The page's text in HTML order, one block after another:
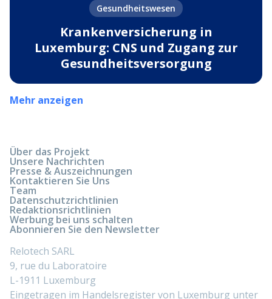
Gesundheitswesen
Krankenversicherung in
Luxemburg: CNS und Zugang zur
Gesundheitsversorgung
Mehr anzeigen
Über das Projekt
Unsere Nachrichten
Presse & Auszeichnungen
Kontaktieren Sie Uns
Team
Datenschutzrichtlinien
Redaktionsrichtlinien
Werbung bei uns schalten
Abonnieren Sie den Newsletter
Relotech SARL
9, rue du Laboratoire
L-1911 Luxemburg
Eingetragen im Handelsregister von Luxemburg unter